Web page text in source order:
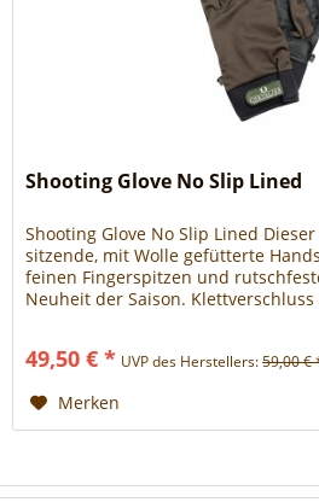
Shooting Glove No Slip Lined
Shooting Glove No Slip Lined
sitzende, mit Wolle gefütterte
feinen Fingerspitzen und
Neuheit der Saison.
49,50 € * UVP des Herstellers:59,00 €
Merken